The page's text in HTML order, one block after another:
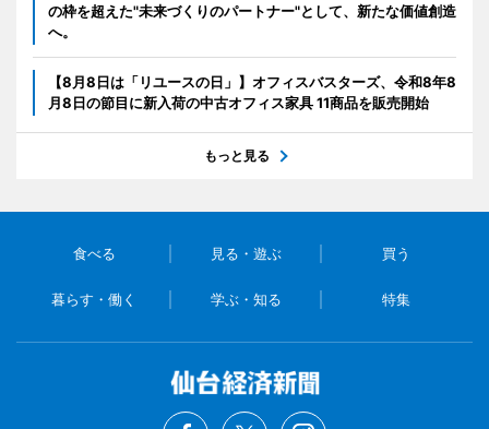
の枠を超えた"未来づくりのパートナー"として、新たな価値創造
へ。
【8月8日は「リユースの日」】オフィスバスターズ、令和8年8
月8日の節目に新入荷の中古オフィス家具 11商品を販売開始
もっと見る
食べる 見る・遊ぶ 買う
暮らす・働く 学ぶ・知る 特集